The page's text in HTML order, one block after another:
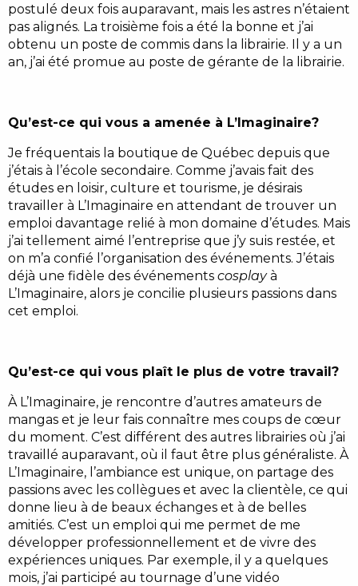
postulé deux fois auparavant, mais les astres n’étaient
pas alignés. La troisième fois a été la bonne et j’ai
obtenu un poste de commis dans la librairie. Il y a un
an, j’ai été promue au poste de gérante de la librairie.
Qu’est-ce qui vous a amenée à L’Imaginaire?
Je fréquentais la boutique de Québec depuis que
j’étais à l’école secondaire. Comme j’avais fait des
études en loisir, culture et tourisme, je désirais
travailler à L’Imaginaire en attendant de trouver un
emploi davantage relié à mon domaine d’études. Mais
j’ai tellement aimé l’entreprise que j’y suis restée, et
on m’a confié l’organisation des événements. J’étais
déjà une fidèle des événements cosplayà
L’Imaginaire, alors je concilie plusieurs passions dans
cet emploi.
Qu’est-ce qui vous plaît le plus de votre travail?
À L’Imaginaire, je rencontre d’autres amateurs de
mangas et je leur fais connaître mes coups de cœur
du moment. C’est différent des autres librairies où j’ai
travaillé auparavant, où il faut être plus généraliste. À
L’Imaginaire, l’ambiance est unique, on partage des
passions avec les collègues et avec la clientèle, ce qui
donne lieu à de beaux échanges et à de belles
amitiés. C’est un emploi qui me permet de me
développer professionnellement et de vivre des
expériences uniques. Par exemple, il y a quelques
mois, j’ai participé au tournage d’une vidéo